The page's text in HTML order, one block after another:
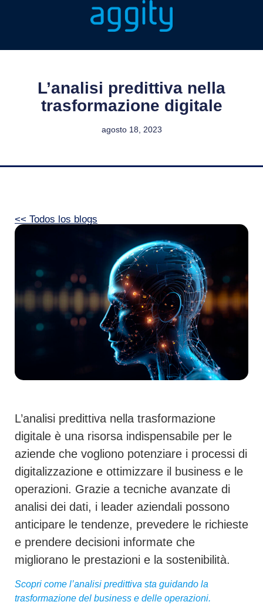
L’analisi predittiva nella
trasformazione digitale
agosto 18, 2023
<< Todos los blogs
L’analisi predittiva nella trasformazione
digitale è una risorsa indispensabile per le
aziende che vogliono potenziare i processi di
digitalizzazione e ottimizzare il business e le
operazioni. Grazie a tecniche avanzate di
analisi dei dati, i leader aziendali possono
anticipare le tendenze, prevedere le richieste
e prendere decisioni informate che
migliorano le prestazioni e la sostenibilità.
Scopri come l’analisi predittiva sta guidando la
trasformazione del business e delle operazioni.